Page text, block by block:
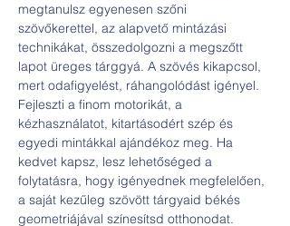
megtanulsz egyenesen szőni
szövőkerettel, az alapvető mintázási
technikákat, összedolgozni a megszőtt
lapot üreges tárggyá. A szövés kikapcsol,
mert odafigyelést, ráhangolódást igényel.
Fejleszti a finom motorikát, a
kézhasználatot, kitartásodért szép és
egyedi mintákkal ajándékoz meg. Ha
kedvet kapsz, lesz lehetőséged a
folytatásra, hogy igényednek megfelelően,
a saját kezűleg szövött tárgyaid békés
geometriájával színesítsd otthonodat.